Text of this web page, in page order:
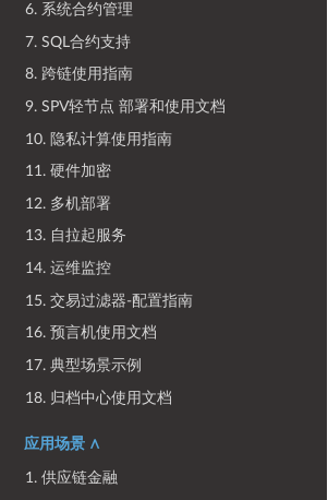
6. 系统合约管理
7. SQL合约支持
8. 跨链使用指南
9. SPV轻节点 部署和使用文档
10. 隐私计算使用指南
11. 硬件加密
12. 多机部署
13. 自拉起服务
14. 运维监控
15. 交易过滤器-配置指南
16. 预言机使用文档
17. 典型场景示例
18. 归档中心使用文档
应用场景 ∧
1. 供应链金融